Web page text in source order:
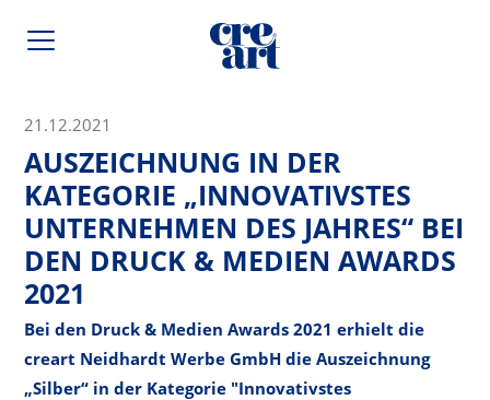
21.12.2021
AUSZEICHNUNG IN DER
KATEGORIE „INNOVATIVSTES
UNTERNEHMEN DES JAHRES“ BEI
DEN DRUCK & MEDIEN AWARDS
2021
Bei den Druck & Medien Awards 2021 erhielt die
creart Neidhardt Werbe GmbH die Auszeichnung
„Silber“ in der Kategorie "Innovativstes